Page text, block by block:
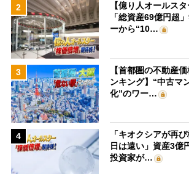
2
【億り人オールス
「総資産69億円超
ーから“10…
3
【首都圏の不動産
ンキング】“中古マ
化”のワー…
4
「キオクシアが再
日は遠い」資産3億
投資家が…